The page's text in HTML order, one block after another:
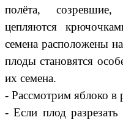
полёта,
цепляются
семена расположены
плоды становятся
их семена.
- Рассмотрим яблоко в
- Если плод